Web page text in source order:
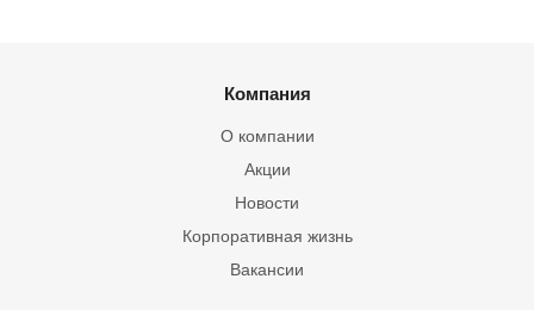
Компания
О компании
Акции
Новости
Корпоративная жизнь
Вакансии